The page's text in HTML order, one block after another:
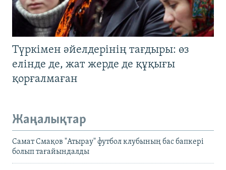
Түркімен әйелдерінің тағдыры: өз
елінде де, жат жерде де құқығы
қорғалмаған
Жаңалықтар
Самат Смақов "Атырау" футбол клубының бас бапкері
болып тағайындалды